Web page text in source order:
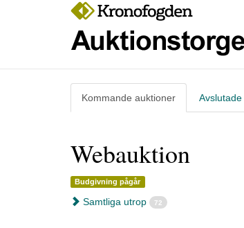
Kommande auktioner Avslutade
Webauktion
Budgivning pågår
Samtliga utrop 72